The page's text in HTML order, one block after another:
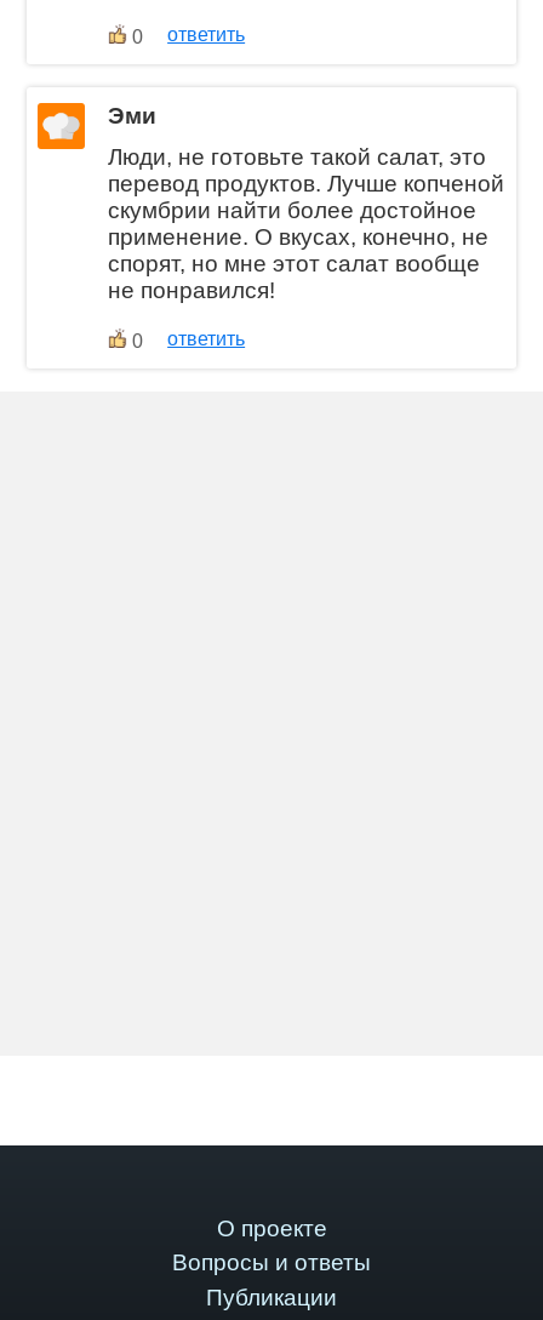
0 ответить
Эми
Люди, не готовьте такой салат, это
перевод продуктов. Лучше копченой
скумбрии найти более достойное
применение. О вкусах, конечно, не
спорят, но мне этот салат вообще
не понравился!
0 ответить
О проекте
Вопросы и ответы
Публикации